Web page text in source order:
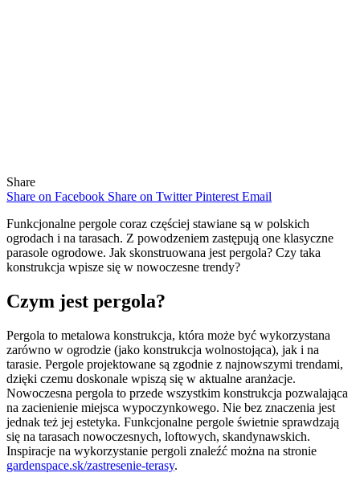
Share
Share on Facebook Share on Twitter Pinterest Email
Funkcjonalne pergole coraz częściej stawiane są w polskich
ogrodach i na tarasach. Z powodzeniem zastępują one klasyczne
parasole ogrodowe. Jak skonstruowana jest pergola? Czy taka
konstrukcja wpisze się w nowoczesne trendy?
Czym jest pergola?
Pergola to metalowa konstrukcja, która może być wykorzystana
zarówno w ogrodzie (jako konstrukcja wolnostojąca), jak i na
tarasie. Pergole projektowane są zgodnie z najnowszymi trendami,
dzięki czemu doskonale wpiszą się w aktualne aranżacje.
Nowoczesna pergola to przede wszystkim konstrukcja pozwalająca
na zacienienie miejsca wypoczynkowego. Nie bez znaczenia jest
jednak też jej estetyka. Funkcjonalne pergole świetnie sprawdzają
się na tarasach nowoczesnych, loftowych, skandynawskich.
Inspiracje na wykorzystanie pergoli znaleźć można na stronie
gardenspace.sk/zastresenie-terasy.